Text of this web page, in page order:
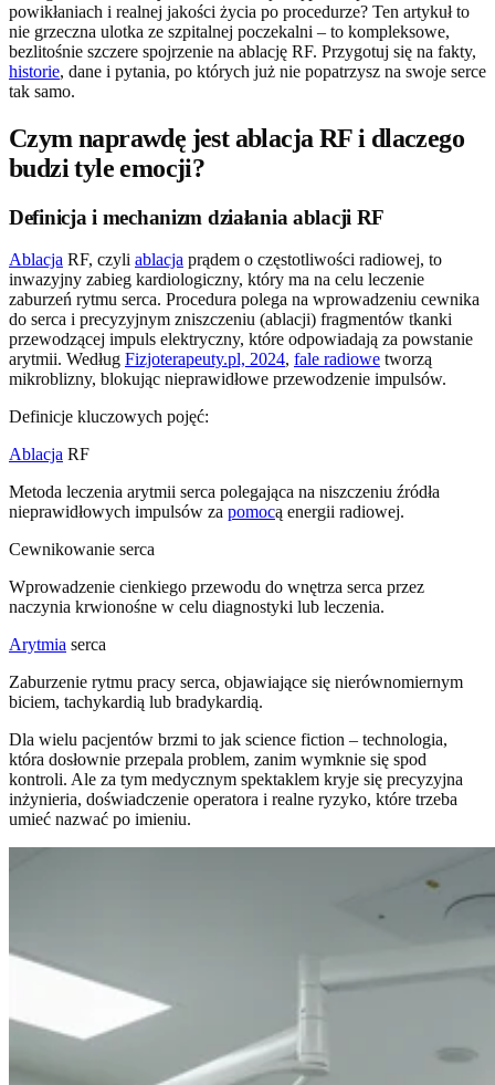
powikłaniach i realnej jakości życia po procedurze? Ten artykuł to
nie grzeczna ulotka ze szpitalnej poczekalni – to kompleksowe,
bezlitośnie szczere spojrzenie na ablację RF. Przygotuj się na fakty,
historie, dane i pytania, po których już nie popatrzysz na swoje serce
tak samo.
Czym naprawdę jest ablacja RF i dlaczego
budzi tyle emocji?
Definicja i mechanizm działania ablacji RF
Ablacja RF, czyli ablacja prądem o częstotliwości radiowej, to
inwazyjny zabieg kardiologiczny, który ma na celu leczenie
zaburzeń rytmu serca. Procedura polega na wprowadzeniu cewnika
do serca i precyzyjnym zniszczeniu (ablacji) fragmentów tkanki
przewodzącej impuls elektryczny, które odpowiadają za powstanie
arytmii. Według Fizjoterapeuty.pl, 2024, fale radiowe tworzą
mikroblizny, blokując nieprawidłowe przewodzenie impulsów.
Definicje kluczowych pojęć:
Ablacja RF
Metoda leczenia arytmii serca polegająca na niszczeniu źródła
nieprawidłowych impulsów za pomocą energii radiowej.
Cewnikowanie serca
Wprowadzenie cienkiego przewodu do wnętrza serca przez
naczynia krwionośne w celu diagnostyki lub leczenia.
Arytmia serca
Zaburzenie rytmu pracy serca, objawiające się nierównomiernym
biciem, tachykardią lub bradykardią.
Dla wielu pacjentów brzmi to jak science fiction – technologia,
która dosłownie przepala problem, zanim wymknie się spod
kontroli. Ale za tym medycznym spektaklem kryje się precyzyjna
inżynieria, doświadczenie operatora i realne ryzyko, które trzeba
umieć nazwać po imieniu.